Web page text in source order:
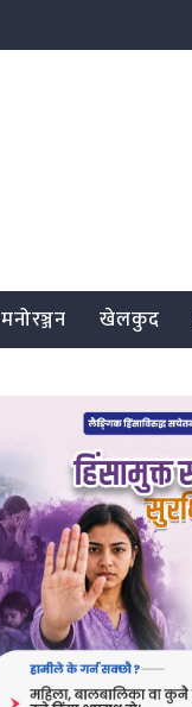
मनोरञ्जन खेलकुद